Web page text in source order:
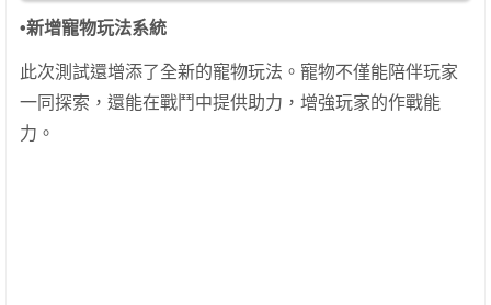
•新增寵物玩法系統
此次測試還增添了全新的寵物玩法。寵物不僅能陪伴玩家
一同探索，還能在戰鬥中提供助力，增強玩家的作戰能
力。